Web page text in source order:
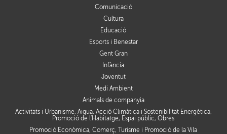
Comunicació
Cultura
Educació
Esports i Benestar
Gent Gran
Infància
Joventut
Medi Ambient
Animals de companyia
Activitats i Urbanisme, Aigua, Acció Climàtica i Sostenibilitat Energètica,
Promoció de l'Habitatge, Espai públic, Obres
Promoció Econòmica, Comerç, Turisme i Promoció de la Vila